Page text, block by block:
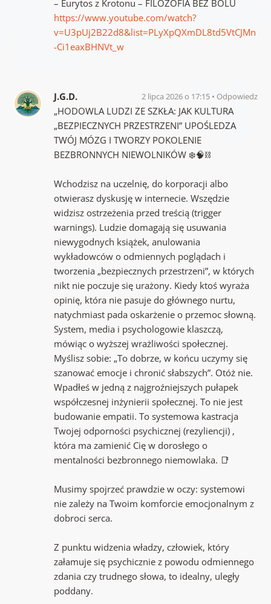
– Eurytos z Krotonu – FILOZOFIA BEZ BÓLU
https://www.youtube.com/watch?
v=U3pUj2B22d8&list=PLyXpQXmDL8td5VtCJMn
-Ci1eaxBHNVt_w
J.G.D. 2 lipca 2026 o 17:15 Odpowiedz
„HODOWLA LUDZI ZE SZKŁA: JAK KULTURA
„BEZPIECZNYCH PRZESTRZENI” UPOŚLEDZA
TWÓJ MÓZG I TWORZY POKOLENIE
BEZBRONNYCH NIEWOLNIKÓW ❄️🧠⛓️
Wchodzisz na uczelnię, do korporacji albo
otwierasz dyskusję w internecie. Wszędzie
widzisz ostrzeżenia przed treścią (trigger
warnings). Ludzie domagają się usuwania
niewygodnych książek, anulowania
wykładowców o odmiennych poglądach i
tworzenia „bezpiecznych przestrzeni”, w których
nikt nie poczuje się urażony. Kiedy ktoś wyraża
opinię, która nie pasuje do głównego nurtu,
natychmiast pada oskarżenie o przemoc słowną.
System, media i psychologowie klaszczą,
mówiąc o wyższej wrażliwości społecznej.
Myślisz sobie: „To dobrze, w końcu uczymy się
szanować emocje i chronić słabszych”. Otóż nie.
Wpadłeś w jedną z najgroźniejszych pułapek
współczesnej inżynierii społecznej. To nie jest
budowanie empatii. To systemowa kastracja
Twojej odporności psychicznej (rezyliencji) ,
która ma zamienić Cię w dorosłego o
mentalności bezbronnego niemowlaka. 📑
Musimy spojrzeć prawdzie w oczy: systemowi
nie zależy na Twoim komforcie emocjonalnym z
dobroci serca.
Z punktu widzenia władzy, człowiek, który
załamuje się psychicznie z powodu odmiennego
zdania czy trudnego słowa, to idealny, uległy
poddany.